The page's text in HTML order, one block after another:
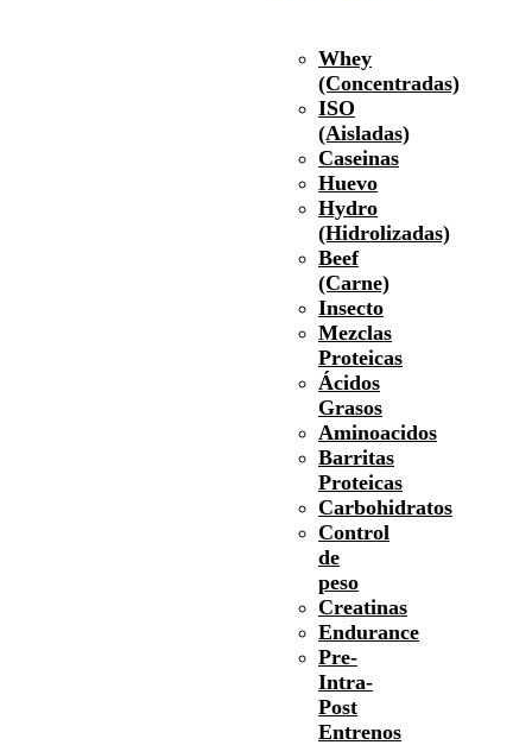
Whey
(Concentradas)
ISO
(Aisladas)
Caseinas
Huevo
Hydro
(Hidrolizadas)
Beef
(Carne)
Insecto
Mezclas
Proteicas
Ácidos
Grasos
Aminoacidos
Barritas
Proteicas
Carbohidratos
Control
de
peso
Creatinas
Endurance
Pre-
Intra-
Post
Entrenos